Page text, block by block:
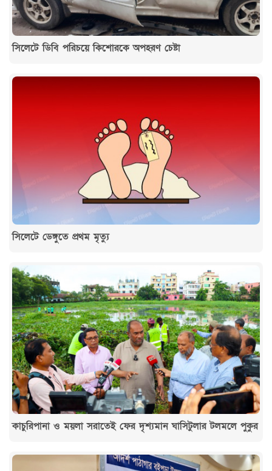
সিলেটে ডিবি পরিচয়ে কিশোরকে অপহরণ চেষ্টা
সিলেটে ডেঙ্গুতে প্রথম মৃত্যু
কাচুরিপানা ও ময়লা সরাতেই ফের দৃশ্যমান ঘাসিটুলার টলমলে পুকুর